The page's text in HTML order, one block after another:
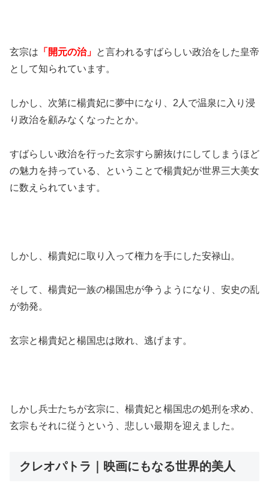
玄宗は 「開元の治」 と言われるすばらしい政治をした皇帝
として知られています。
しかし、次第に楊貴妃に夢中になり、2人で温泉に入り浸
り政治を顧みなくなったとか。
すばらしい政治を行った玄宗すら腑抜けにしてしまうほど
の魅力を持っている、ということで楊貴妃が世界三大美女
に数えられています。
しかし、楊貴妃に取り入って権力を手にした安禄山。
そして、楊貴妃一族の楊国忠が争うようになり、安史の乱
が勃発。
玄宗と楊貴妃と楊国忠は敗れ、逃げます。
しかし兵士たちが玄宗に、楊貴妃と楊国忠の処刑を求め、
玄宗もそれに従うという、悲しい最期を迎えました。
クレオパトラ｜映画にもなる世界的美人